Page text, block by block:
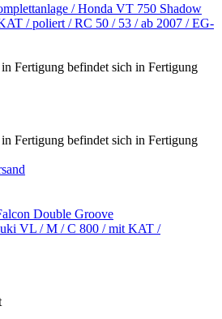
/ Honda VT 750 Shadow
/ poliert / RC 50 / 53 / ab 2007 / EG-
befindet sich in Fertigung
befindet sich in Fertigung